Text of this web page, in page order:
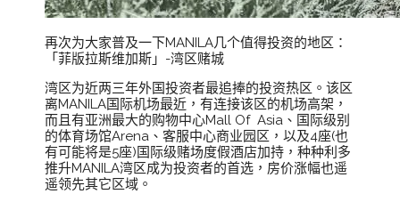
再次为大家普及一下MANILA几个值得投资的地区：
「菲版拉斯维加斯」-湾区赌城
湾区为近两三年外国投资者最追捧的投资热区。该区
离MANILA国际机场最近，有连接该区的机场高架，
而且有亚洲最大的购物中心Mall Of Asia、国际级别
的体育场馆Arena、客服中心商业园区，以及4座(也
有可能将是5座)国际级赌场度假酒店加持，种种利多
推升MANILA湾区成为投资者的首选，房价涨幅也遥
遥领先其它区域。